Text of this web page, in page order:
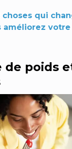
choses qui
améliorez votre
de poids